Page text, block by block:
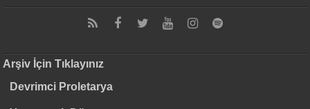
Arşiv İçin Tıklayınız
Devrimci Proletarya